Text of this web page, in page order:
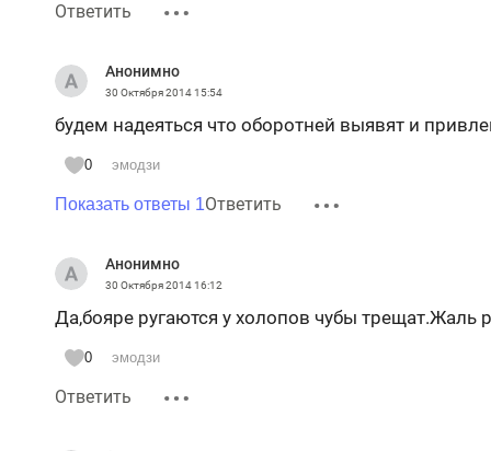
Ответить
Анонимно
30 Октября 201415:54
будем надеяться что оборотней выявят и
0 эмодзи
Показать ответы 1Ответить
Анонимно
30 Октября 201416:12
Да,бояре ругаются у холопов чубы трещат.Жаль
0 эмодзи
Ответить